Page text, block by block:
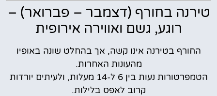
טירנה בחורף (דצמבר – פברואר) –
רוגע, גשם ואווירה אירופית
החורף בטירנה אינו קשה, אך בהחלט שונה באופיו
מהעונות האחרות.
הטמפרטורות נעות בין 6 ל-14 מעלות, ולעיתים יורדות
קרוב לאפס בלילות.